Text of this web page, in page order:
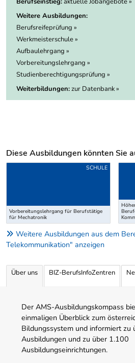
Weitere Ausbildungen:
Berufsreifeprüfung »
Werkmeisterschule »
Aufbaulehrgang »
Vorbereitungslehrgang »
Studienberechtigungsprüfung »
Weiterbildungen:zur Datenbank »
Diese Ausbildungen könnten Sie
Uber weitere Ausbildungsvorschläge
Vorbereitungslehrgang für Berufstätige
für Mechatronik
SCHULE
Weitere Ausbildungen aus dem
Telekommunikation" anzeigen
Über uns BIZ-BerufsInfoZentren
Der AMS-Ausbildungskompass
einmaligen Überblick zum
Bildungssystem und informiert zu
Ausbildungen und zu über 1.100
Ausbildungseinrichtungen.